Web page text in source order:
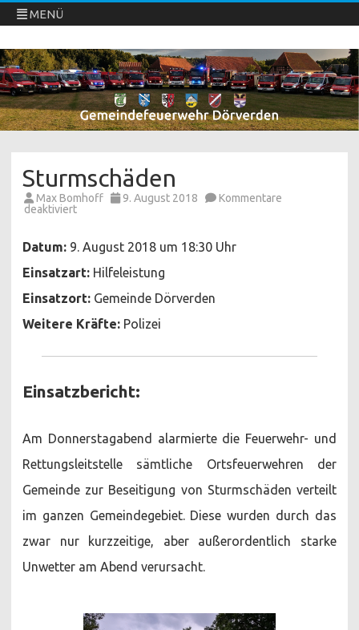
MENÜ
Freiwillige Feuerwehren Dörverden
Direkt
zum
Inhalt
springen
Sturmschäden
Max Bomhoff 9. August 2018
Kommentare
deaktiviertfür
Datum: 9. August 2018 um 18:30 Uhr
Einsatzart: Hilfeleistung
Einsatzort: Gemeinde Dörverden
Weitere Kräfte: Polizei
Einsatzbericht:
Am Donnerstagabend alarmierte die Feuerwehr- und
Rettungsleitstelle sämtliche Ortsfeuerwehren der
Gemeinde zur Beseitigung von Sturmschäden verteilt
im ganzen Gemeindegebiet. Diese wurden durch das
zwar nur kurzzeitige, aber außerordentlich starke
Unwetter am Abend verursacht.